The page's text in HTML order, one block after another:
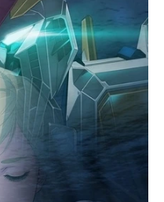
トレンド
声優記事一覧
実写化映画一覧
夏アニメ